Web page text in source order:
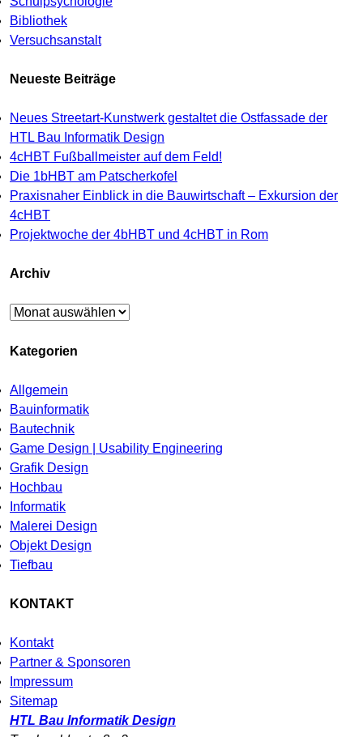
Bibliothek
Versuchsanstalt
Neueste Beiträge
Neues Streetart-Kunstwerk gestaltet die Ostfassade der
HTL Bau Informatik Design
4cHBT Fußballmeister auf dem Feld!
Die 1bHBT am Patscherkofel
Praxisnaher Einblick in die Bauwirtschaft – Exkursion der
4cHBT
Projektwoche der 4bHBT und 4cHBT in Rom
Archiv
Archiv
Kategorien
Allgemein
Bauinformatik
Bautechnik
Game Design | Usability Engineering
Grafik Design
Hochbau
Informatik
Malerei Design
Objekt Design
Tiefbau
KONTAKT
Kontakt
Partner & Sponsoren
Impressum
Sitemap
HTL Bau Informatik Design